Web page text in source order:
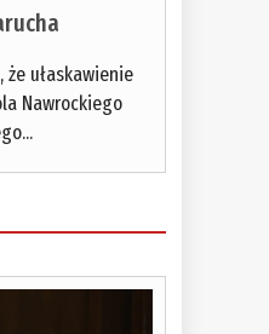
że ułaskawienie
Nawrockiego